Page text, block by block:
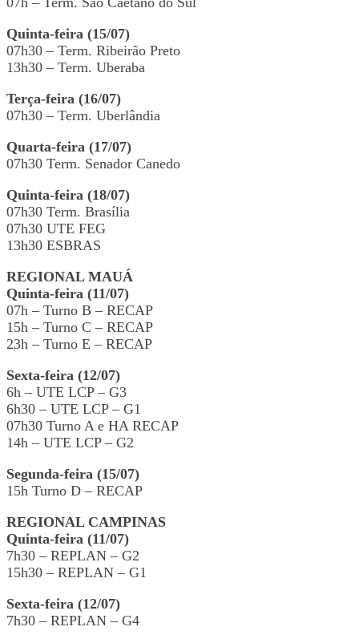
Quinta-feira (15/07)
07h30 – Term. Ribeirão Preto
13h30 – Term. Uberaba
Terça-feira (16/07)
07h30 – Term. Uberlândia
Quarta-feira (17/07)
07h30 Term. Senador Canedo
Quinta-feira (18/07)
07h30 Term. Brasília
07h30 UTE FEG
13h30 ESBRAS
REGIONAL MAUÁ
Quinta-feira (11/07)
07h – Turno B – RECAP
15h – Turno C – RECAP
23h – Turno E – RECAP
Sexta-feira (12/07)
6h – UTE LCP – G3
6h30 – UTE LCP – G1
07h30 Turno A e HA RECAP
14h – UTE LCP – G2
Segunda-feira (15/07)
15h Turno D – RECAP
REGIONAL CAMPINAS
Quinta-feira (11/07)
7h30 – REPLAN – G2
15h30 – REPLAN – G1
Sexta-feira (12/07)
7h30 – REPLAN – G4